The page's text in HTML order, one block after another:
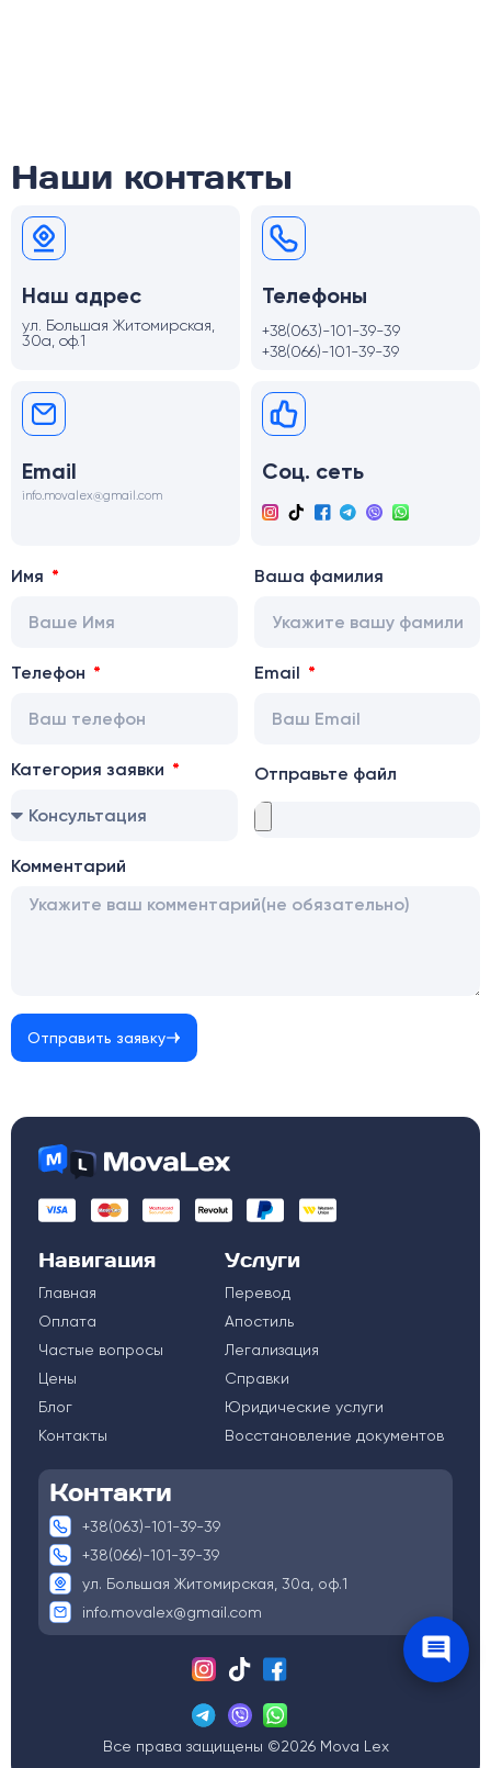
Наши контакты
Наш адрес
ул. Большая Житомирская,
30а, оф.1
Телефоны
+38(063)-101-39-39
+38(066)-101-39-39
Email
info.movalex@gmail.com
Соц. сеть
Имя Ваша фамилия
Телефон Email
Категория заявки Отправьте файл
Комментарий
Отправить заявку
Навигация
Главная
Оплата
Частые вопросы
Цены
Блог
Контакты
Услуги
Перевод
Апостиль
Легализация
Справки
Юридические услуги
Восстановление документов
Контакти
+38(063)-101-39-39
+38(066)-101-39-39
ул. Большая Житомирская, 30а, оф.1
info.movalex@gmail.com
Все права защищены ©2026 Mova Lex